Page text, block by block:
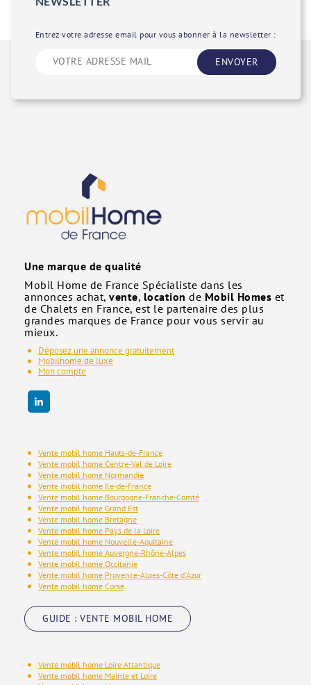
Entrez votre adresse email pour vous abonner à la newsletter :
ENVOYER
Une marque de qualité
Mobil Home de France Spécialiste dans les
annonces achat, vente, location de Mobil Homes et
de Chalets en France, est le partenaire des plus
grandes marques de France pour vous servir au
mieux.
Déposez une annonce gratuitement
Mobilhome de luxe
Mon compte
Vente mobil home Hauts-de-France
Vente mobil home Centre-Val de Loire
Vente mobil home Normandie
Vente mobil home Ile-de-France
Vente mobil home Bourgogne-Franche-Comté
Vente mobil home Grand Est
Vente mobil home Bretagne
Vente mobil home Pays de la Loire
Vente mobil home Nouvelle-Aquitaine
Vente mobil home Auvergne-Rhône-Alpes
Vente mobil home Occitanie
Vente mobil home Provence-Alpes-Côte d'Azur
Vente mobil home Corse
GUIDE : VENTE MOBIL HOME
Vente mobil home Loire Atlantique
Vente mobil home Mainte et Loire